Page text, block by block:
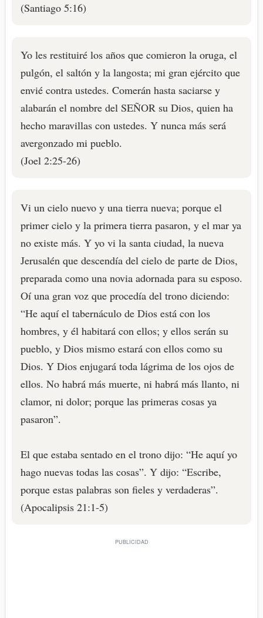
(Santiago 5:16)
Yo les restituiré los años que comieron la oruga, el
pulgón, el saltón y la langosta; mi gran ejército que
envié contra ustedes. Comerán hasta saciarse y
alabarán el nombre del SEÑOR su Dios, quien ha
hecho maravillas con ustedes. Y nunca más será
avergonzado mi pueblo.
(Joel 2:25-26)
Vi un cielo nuevo y una tierra nueva; porque el
primer cielo y la primera tierra pasaron, y el mar ya
no existe más. Y yo vi la santa ciudad, la nueva
Jerusalén que descendía del cielo de parte de Dios,
preparada como una novia adornada para su esposo.
Oí una gran voz que procedía del trono diciendo:
“He aquí el tabernáculo de Dios está con los
hombres, y él habitará con ellos; y ellos serán su
pueblo, y Dios mismo estará con ellos como su
Dios. Y Dios enjugará toda lágrima de los ojos de
ellos. No habrá más muerte, ni habrá más llanto, ni
clamor, ni dolor; porque las primeras cosas ya
pasaron”.
El que estaba sentado en el trono dijo: “He aquí yo
hago nuevas todas las cosas”. Y dijo: “Escribe,
porque estas palabras son fieles y verdaderas”.
(Apocalipsis 21:1-5)